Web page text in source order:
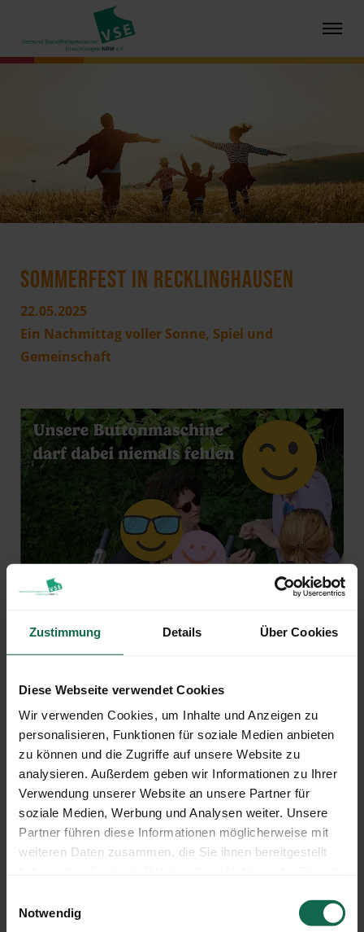
Zustimmung Details Über Cookies
Diese Webseite verwendet Cookies
Wir verwenden Cookies, um Inhalte und Anzeigen zu
personalisieren, Funktionen für soziale Medien anbieten
zu können und die Zugriffe auf unsere Website zu
analysieren. Außerdem geben wir Informationen zu Ihrer
Verwendung unserer Website an unsere Partner für
soziale Medien, Werbung und Analysen weiter. Unsere
Partner führen diese Informationen möglicherweise mit
weiteren Daten zusammen, die Sie ihnen bereitgestellt
Notwendig
SOMMERFEST IN RECKLINGHAUSEN
22.05.2025
Ein Nachmittag voller Sonne, Spiel und
Gemeinschaft
warten lässt – in Recklinghausen wurde er schon
gebührend eingeläutet: Mit unserem traditionellen